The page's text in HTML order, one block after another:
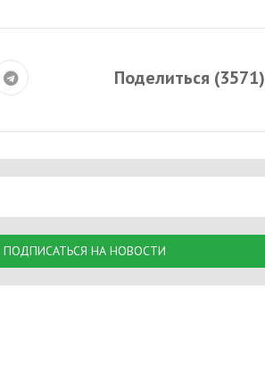
Поделиться (3571)
ПОДПИСАТЬСЯ НА НОВОСТИ